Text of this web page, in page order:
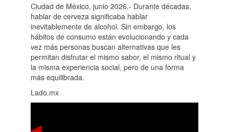
Ciudad de México, junio 2026.- Durante décadas,
hablar de cerveza significaba hablar
inevitablemente de alcohol. Sin embargo, los
hábitos de consumo están evolucionando y cada
vez más personas buscan alternativas que les
permitan disfrutar el mismo sabor, el mismo ritual y
la misma experiencia social, pero de una forma
más equilibrada.
Lado.mx